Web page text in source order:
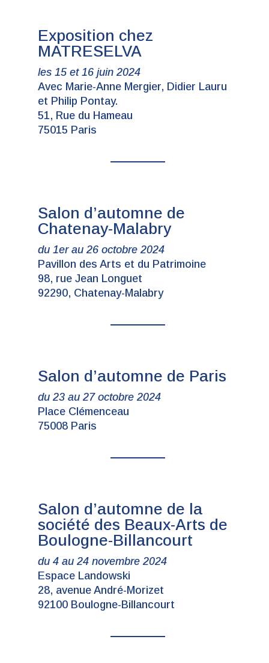
Exposition chez
MATRESELVA
les 15 et 16 juin 2024
Avec Marie-Anne Mergier, Didier Lauru
et Philip Pontay.
51, Rue du Hameau
75015 Paris
Salon d’automne de
Chatenay-Malabry
du 1er au 26 octobre 2024
Pavillon des Arts et du Patrimoine
98, rue Jean Longuet
92290, Chatenay-Malabry
Salon d’automne de Paris
du 23 au 27 octobre 2024
Place Clémenceau
75008 Paris
Salon d’automne de la
société des Beaux-Arts de
Boulogne-Billancourt
du 4 au 24 novembre 2024
Espace Landowski
28, avenue André-Morizet
92100 Boulogne-Billancourt